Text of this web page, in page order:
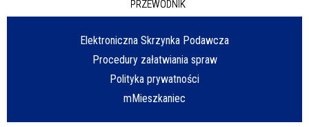
PRZEWODNIK
Elektroniczna Skrzynka Podawcza
Procedury załatwiania spraw
Polityka prywatności
mMieszkaniec